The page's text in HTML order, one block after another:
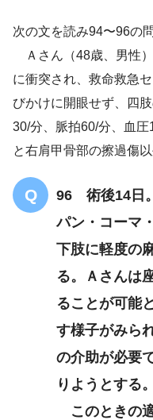
次の文を読み94〜96の
Ａさん（48歳、男性
に衝突され、救命救急
びかけに開眼せず、四
30/分、脈拍60/分、血
と右肩甲骨部の擦過傷
96 術後14日
パン・コーマ
下肢に軽度の
る。Ａさんは
ることが可能
す様子がみら
の介助が必要
りようとする
このときの